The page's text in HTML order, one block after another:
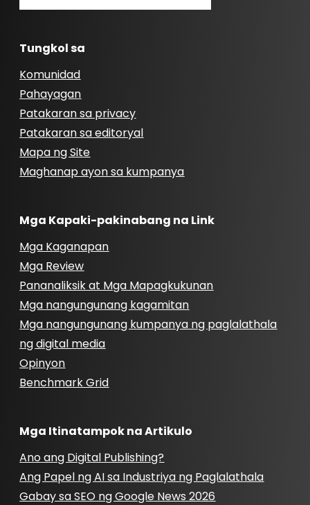
Tungkol sa
Komunidad
Pahayagan
Patakaran sa privacy
Patakaran sa editoryal
Mapa ng Site
Maghanap ayon sa kumpanya
Mga Kapaki-pakinabang na Link
Mga Kaganapan
Mga Review
Pananaliksik at Mga Mapagkukunan
Mga nangungunang kagamitan
Mga nangungunang kumpanya ng paglalathala
ng digital media
Opinyon
Benchmark Grid
Mga Itinatampok na Artikulo
Ano ang Digital Publishing?
Ang Papel ng AI sa Industriya ng Paglalathala
Gabay sa SEO ng Google News 2026